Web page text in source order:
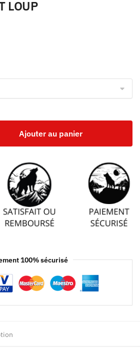
LOUP
Ajouter au panier
100% sécurisé